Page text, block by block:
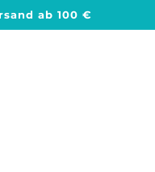
ab 100 €